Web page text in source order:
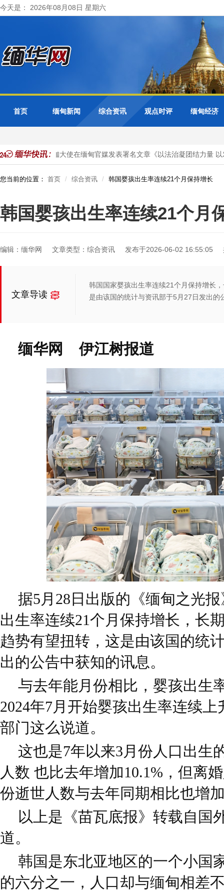
今天是： 2026年08月08日 星期六
首页 缅甸新闻 综合资讯 观点时评 缅甸经济
投资 马珈大使在缅甸官媒发表署名文章《以法治凝团结力量 以
您当前的位置： 首页 综合资讯 韩国婴孩出生率连续21个月保持增长
韩国婴孩出生率连续21个月
编辑：缅华网 文章类型：综合资讯 发布于2026-06-02 16:55:05
文章导读
韩国国家婴孩出生率连续21个月保持增长
是由该国的统计与资讯部于5月27日发出的
缅华网 伊江树报道
据5月28日出版的《缅甸之光
出生率连续21个月保持增长，长
趋势有望扭转，这是由该国的统
出的公告中获知的讯息。
与去年能月份相比，婴孩出生
2024年7月开始婴孩出生率连续
部门这么说道。
这也是7年以来3月份人口出生
人数 也比去年增加10.1%，但离
份逝世人数与去年同期相比也增
以上是《苗瓦底报》转载自国
道。
韩国是东北亚地区的一个小国
的六分之一，人口却与缅甸相差